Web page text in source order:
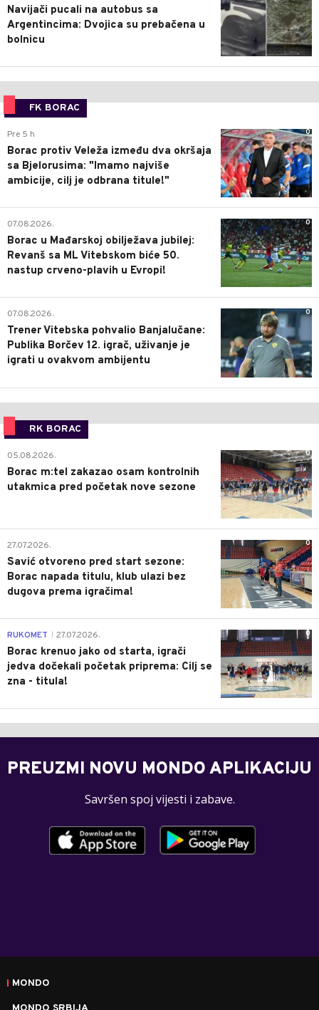
Navijači pucali na autobus sa
Argentincima: Dvojica su prebačena u
bolnicu
FK BORAC
0
Pre 5 h
Borac protiv Veleža između dva okršaja
sa Bjelorusima: "Imamo najviše
ambicije, cilj je odbrana titule!"
0
07.08.2026.
Borac u Mađarskoj obilježava jubilej:
Revanš sa ML Vitebskom biće 50.
nastup crveno-plavih u Evropi!
0
07.08.2026.
Trener Vitebska pohvalio Banjalučane:
Publika Borčev 12. igrač, uživanje je
igrati u ovakvom ambijentu
RK BORAC
0
05.08.2026.
Borac m:tel zakazao osam kontrolnih
utakmica pred početak nove sezone
0
27.07.2026.
Savić otvoreno pred start sezone:
Borac napada titulu, klub ulazi bez
dugova prema igračima!
0
RUKOMET 27.07.2026.
Borac krenuo jako od starta, igrači
jedva dočekali početak priprema: Cilj se
zna - titula!
PREUZMI NOVU MONDO APLIKACIJU
Savršen spoj vijesti i zabave.
MONDO